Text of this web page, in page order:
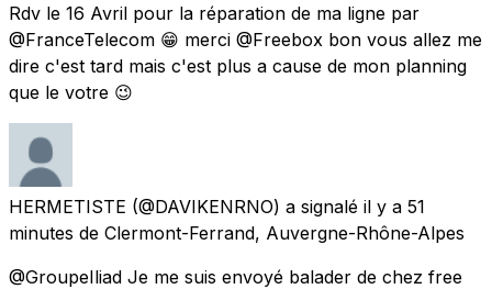
Rdv le 16 Avril pour la réparation de ma ligne par
@FranceTelecom 😁 merci @Freebox bon vous allez me
dire c'est tard mais c'est plus a cause de mon planning
que le votre 😉
HERMETISTE (@DAVIKENRNO) a signalé il y a 51
minutes de Clermont-Ferrand, Auvergne-Rhône-Alpes
@GroupeIliad Je me suis envoyé balader de chez free